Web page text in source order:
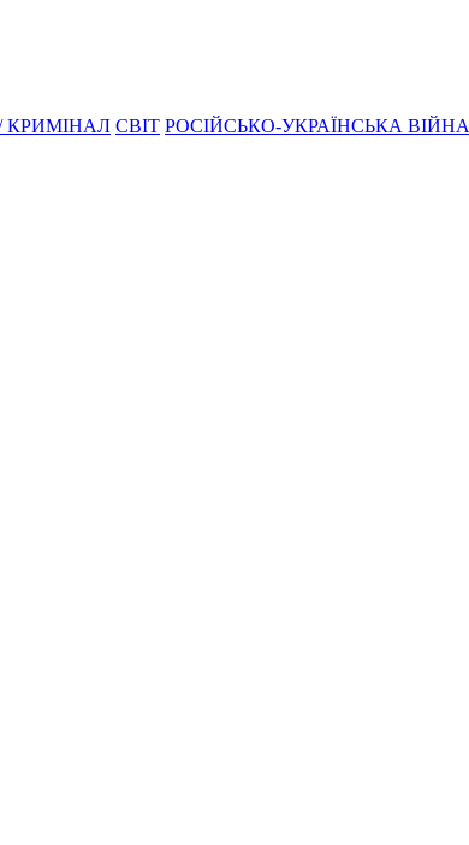
КРИМІНАЛ СВІТ РОСІЙСЬКО-УКРАЇНСЬКА ВІЙНА